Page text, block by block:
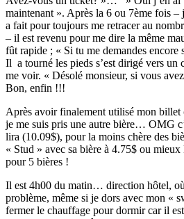
maintenant ». Après la 6 ou 7ème fois –
a fait pour toujours me retracer au
– il est revenu pour me dire la même
fût rapide ; « Si tu me demandes encore
Il a tourné les pieds s’est dirigé vers un
me voir. « Désolé monsieur, si vous
Bon, enfin !!!
Après avoir finalement utilisé mon billet
je me suis pris une autre bière… OMG
lira (10.09$), pour la moins chère des
« Stud » avec sa bière à 4.75$ ou
pour 5 bières !
Il est 4h00 du matin… direction hôtel,
problème, même si je dors avec mon «
fermer le chauffage pour dormir car il